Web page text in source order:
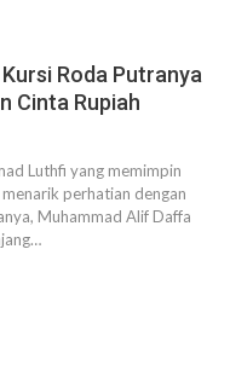
Roda Putranya
Cinta Rupiah
Luthfi yang memimpin
perhatian dengan
Muhammad Alif Daffa